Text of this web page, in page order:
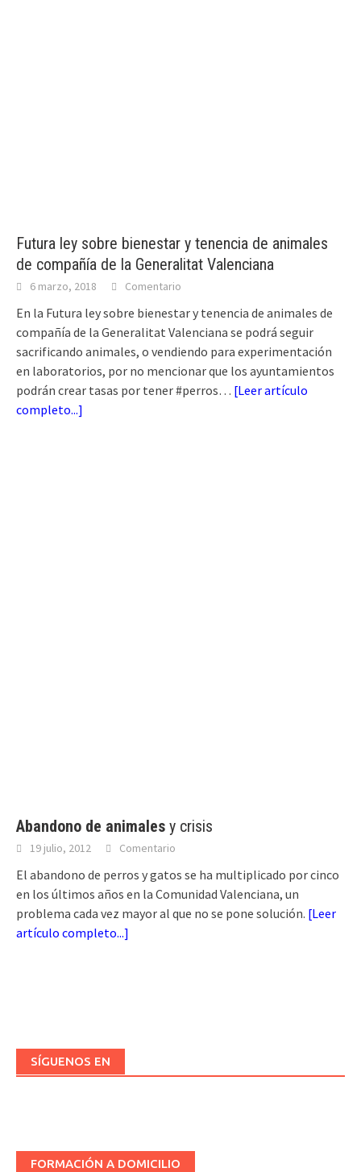
Futura ley sobre bienestar y tenencia de animales
de compañía de la Generalitat Valenciana
6 marzo, 2018 Comentario
En la Futura ley sobre bienestar y tenencia de animales de
compañía de la Generalitat Valenciana se podrá seguir
sacrificando animales, o vendiendo para experimentación
en laboratorios, por no mencionar que los ayuntamientos
podrán crear tasas por tener #perros… [Leer artículo
completo...]
Abandono de animales y crisis
19 julio, 2012 Comentario
El abandono de perros y gatos se ha multiplicado por cinco
en los últimos años en la Comunidad Valenciana, un
problema cada vez mayor al que no se pone solución. [Leer
artículo completo...]
SÍGUENOS EN
FORMACIÓN A DOMICILIO